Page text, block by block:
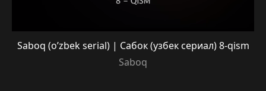
Saboq (o’zbek serial) | Сабок (узбек сериал) 8-qism
Saboq